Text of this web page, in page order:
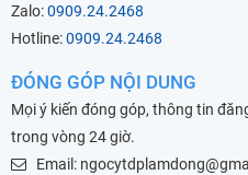
Zalo:0909.24.2468
Hotline:0909.24.2468
ĐÓNG GÓP NỘI DUNG
Mọi ý kiến đóng góp, thông tin
trong vòng 24 giờ.
Email: